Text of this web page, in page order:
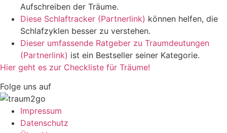
Aufschreiben der Träume.
Diese Schlaftracker (Partnerlink) können helfen, die
Schlafzyklen besser zu verstehen.
Dieser umfassende Ratgeber zu Traumdeutungen
(Partnerlink) ist ein Bestseller seiner Kategorie.
Hier geht es zur Checkliste für Träume!
Folge uns auf
Impressum
Datenschutz